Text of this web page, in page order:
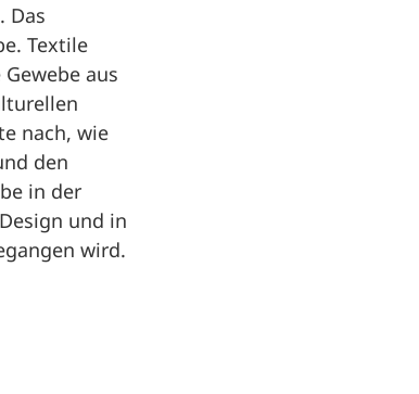
Das
Textile
aus
nach, wie
den
in der
und in
wird.